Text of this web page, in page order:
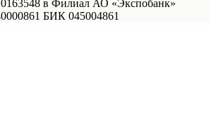
в Филиал АО «Экспобанк»
БИК 045004861